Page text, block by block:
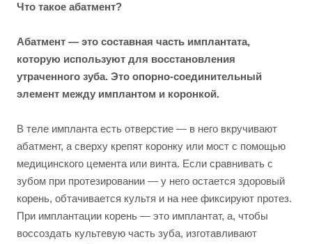
Что такое абатмент?
Абатмент — это составная часть имплантата,
которую используют для восстановления
утраченного зуба. Это опорно-соединительный
элемент между имплантом и коронкой.
В теле импланта есть отверстие — в него вкручивают
абатмент, а сверху крепят коронку или мост с помощью
медицинского цемента или винта. Если сравнивать с
зубом при протезировании — у него остается здоровый
корень, обтачивается культя и на нее фиксируют протез.
При имплантации корень — это имплантат, а, чтобы
воссоздать культевую часть зуба, изготавливают